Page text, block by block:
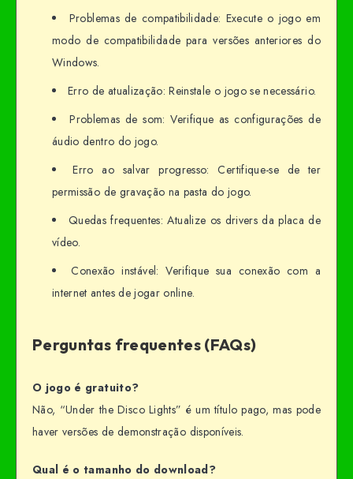
Problemas de compatibilidade: Execute o jogo em
modo de compatibilidade para versões anteriores do
Windows.
Erro de atualização: Reinstale o jogo se necessário.
Problemas de som: Verifique as configurações de
áudio dentro do jogo.
Erro ao salvar progresso: Certifique-se de ter
permissão de gravação na pasta do jogo.
Quedas frequentes: Atualize os drivers da placa de
vídeo.
Conexão instável: Verifique sua conexão com a
internet antes de jogar online.
Perguntas frequentes (FAQs)
O jogo é gratuito?
Não, “Under the Disco Lights” é um título pago, mas pode
haver versões de demonstração disponíveis.
Qual é o tamanho do download?